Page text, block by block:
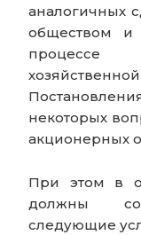
аналогичных
обществом и
процессе
некоторых
акционерных
При этом в
должны
следующие